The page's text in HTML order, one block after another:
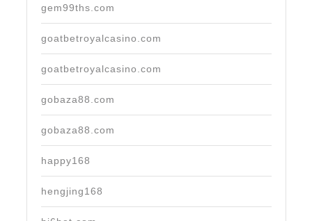
gem99ths.com
goatbetroyalcasino.com
goatbetroyalcasino.com
gobaza88.com
gobaza88.com
happy168
hengjing168